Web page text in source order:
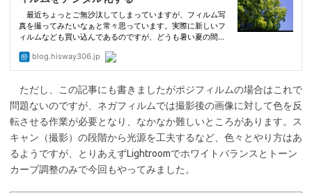
ただし、この記事にも書きましたがポジフィルムの場合はこれで
問題ないのですが、ネガフィルムでは撮影後の画像に対して色を反
転させる作業が必要となり、なかなか難しいところがあります。ス
キャン（撮影）の段階から光源を工夫するなど、色々とやり方はあ
るようですが、とりあえずLightroomでホワイトバランスとトーン
カーブ調整のみで今回もやってみました。